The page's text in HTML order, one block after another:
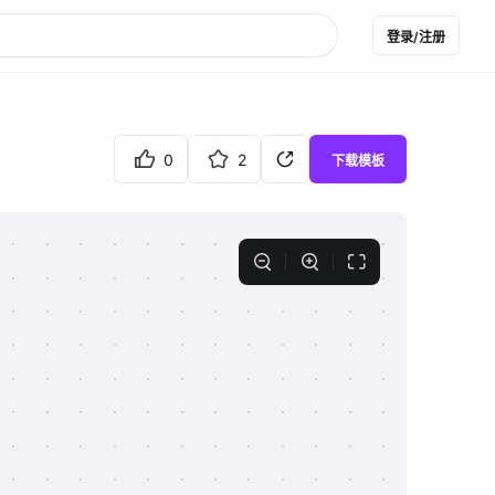
登录/注册
0 2 下载模板